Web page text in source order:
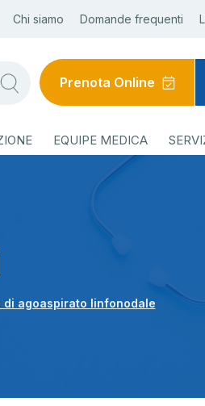
Chi siamo Domande frequenti
Prenota Online
EQUIPE MEDICA
di agoaspirato linfonodale